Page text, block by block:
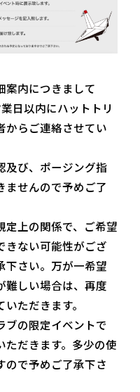
内につきまして
日以内にハットトリ
からご連絡させてい
び、ポージング指
ませんので予めご了
上の関係で、ご希望
きない可能性がござ
下さい。万が一希望
難しい場合は、再度
ただきます。
の限定イベントで
ただきます。多少の使
ので予めご了承下さ